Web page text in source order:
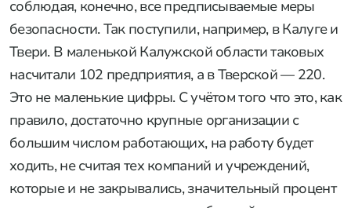
соблюдая, конечно, все предписываемые меры
безопасности. Так поступили, например, в Калуге и
Твери. В маленькой Калужской области таковых
насчитали 102 предприятия, а в Тверской — 220.
Это не маленькие цифры. С учётом того что это, как
правило, достаточно крупные организации с
большим числом работающих, на работу будет
ходить, не считая тех компаний и учреждений,
которые и не закрывались, значительный процент